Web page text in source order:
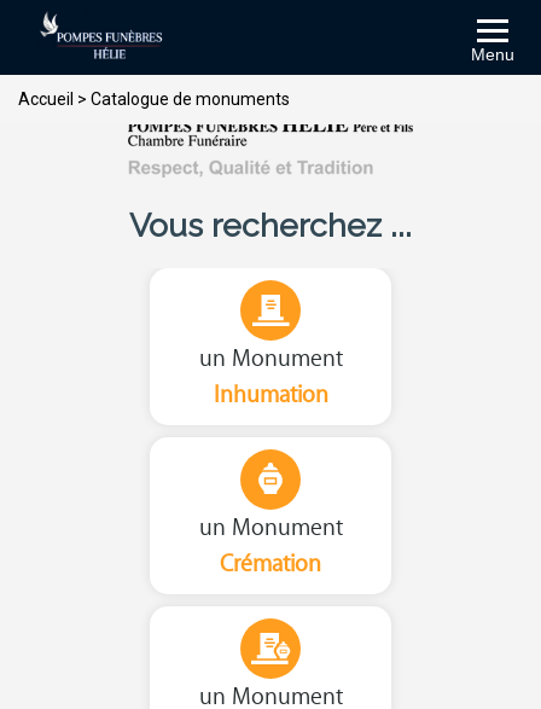
Menu
Accueil > Catalogue de monuments